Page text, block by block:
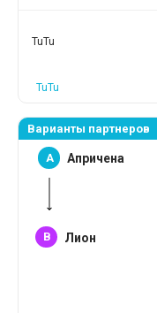
TuTu
TuTu
Варианты партнеров
A Апричена
B Лион